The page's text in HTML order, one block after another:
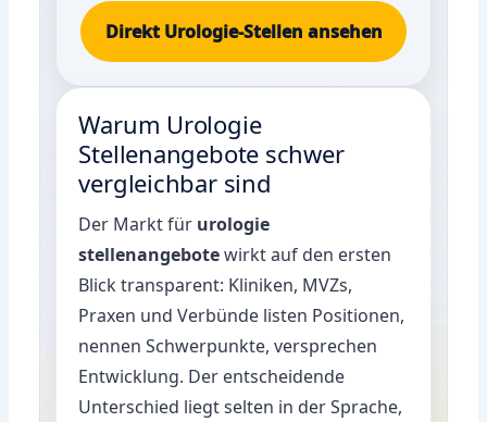
Direkt Urologie-Stellen ansehen
Warum Urologie
Stellenangebote schwer
vergleichbar sind
Der Markt für urologie
stellenangebotewirkt auf den ersten
Blick transparent: Kliniken, MVZs,
Praxen und Verbünde listen Positionen,
nennen Schwerpunkte, versprechen
Entwicklung. Der entscheidende
Unterschied liegt selten in der Sprache,